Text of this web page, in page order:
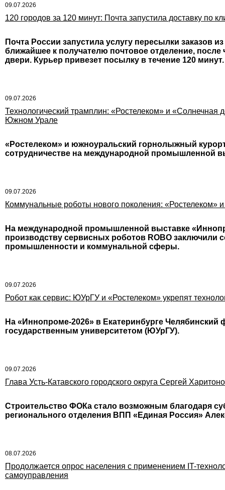
09.07.2026
120 городов за 120 минут: Почта запустила доставку по
Почта России запустила услугу пересылки заказов
ближайшее к получателю почтовое отделение,
двери. Курьер привезет посылку в течение 120 минут.
09.07.2026
Технологический трамплин: «Ростелеком» и
Южном Урале
«Ростелеком» и южноуральский горнолыжный
сотрудничестве на международной промышленной
09.07.2026
Коммунальные роботы нового поколения: «Ростелеком»
На международной промышленной выставке
производству сервисных роботов ROBO заключили
промышленности и коммунальной сферы.
09.07.2026
Робот как сервис: ЮУрГУ и «Ростелеком» укрепят
На «Иннопроме-2026» в Екатеринбурге
государственным университетом (ЮУрГУ).
09.07.2026
Глава Усть-Катавского городского округа Сергей
Строительство ФОКа стало возможным благодаря
регионального отделения ВПП «Единая Россия»
08.07.2026
Продолжается опрос населения с применением IT-
самоуправления